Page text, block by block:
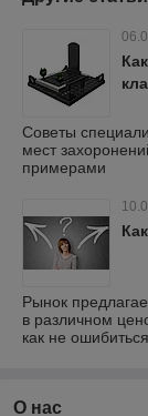
Советы
мест
примерами
Рынок
в различном
как не
О нас